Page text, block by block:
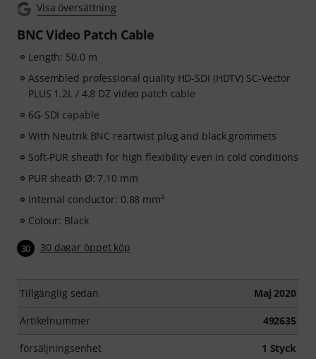
Visa översättning
BNC Video Patch Cable
Length: 50.0 m
Assembled professional quality HD-SDI (HDTV) SC-Vector
PLUS 1.2L / 4.8 DZ video patch cable
6G-SDI capable
With Neutrik BNC reartwist plug and black grommets
Soft-PUR sheath for high flexibility even in cold conditions
PUR sheath Ø: 7.10 mm
Internal conductor: 0.88 mm²
Colour: Black
30 30 dagar öppet köp
Tillgänglig sedan Maj 2020
Artikelnummer 492635
försäljningsenhet 1 Styck